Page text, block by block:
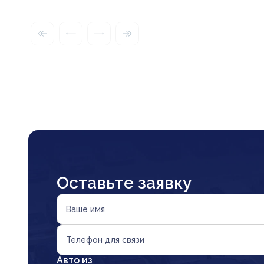
Оставьте заявку
Ваше имя
Телефон для связи
Авто из